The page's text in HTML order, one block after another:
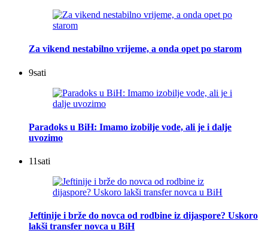
Za vikend nestabilno vrijeme, a onda opet po starom
9sati
Paradoks u BiH: Imamo izobilje vode, ali je i dalje
uvozimo
11sati
Jeftinije i brže do novca od rodbine iz dijaspore? Uskoro
lakši transfer novca u BiH